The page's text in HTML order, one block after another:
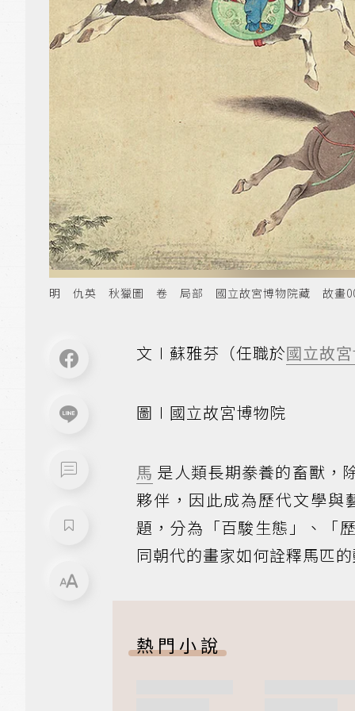
明 仇英 秋獵圖 卷 局部 國立故宮博物院藏 故畫
文∣蘇雅芬（任職於國立故
圖∣國立故宮博物院
馬 是人類長期豢養的畜獸，
夥伴，因此成為歷代文學與
題，分為「百駿生態」、「
同朝代的畫家如何詮釋馬匹
熱門小說